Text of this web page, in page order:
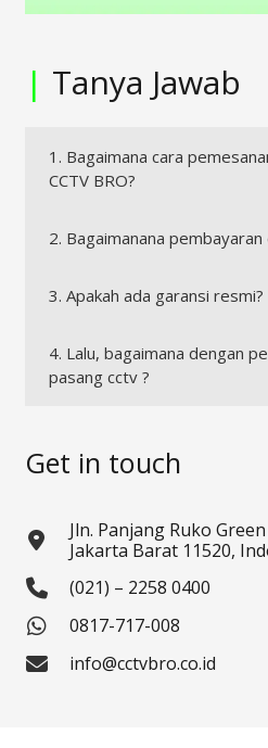
| Tanya Jawab
1. Bagaimana cara
CCTV BRO?
2. Bagaimanana pembayaran
3. Apakah ada garansi resmi?
4. Lalu, bagaimana dengan
pasang cctv ?
Get in touch
Jln. Panjang Ruko
Jakarta Barat 11520,
(021) – 2258 0400
0817-717-008
info@cctvbro.co.id